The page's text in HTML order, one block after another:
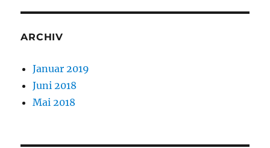
ARCHIV
Januar 2019
Juni 2018
Mai 2018